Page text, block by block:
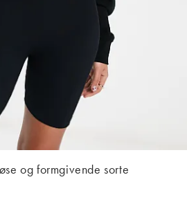
og formgivende sorte